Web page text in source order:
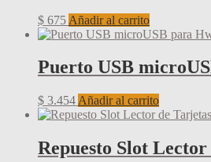
$ 675 Añadir al carrito
Puerto USB
$ 3.454 Añadir al carrito
Repuesto Slot